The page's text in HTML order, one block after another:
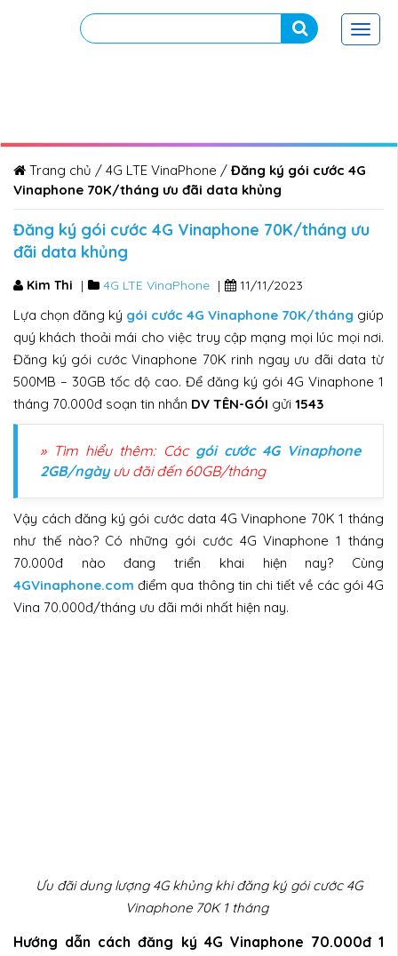
Trang chủ / 4G LTE VinaPhone / Đăng ký gói cước 4G
Vinaphone 70K/tháng ưu đãi data khủng
Đăng ký gói cước 4G Vinaphone 70K/tháng ưu
đãi data khủng
Kim Thi | 4G LTE VinaPhone | 11/11/2023
Lựa chọn đăng ký gói cước 4G Vinaphone 70K/tháng giúp
quý khách thoải mái cho việc truy cập mạng mọi lúc mọi nơi.
Đăng ký gói cước Vinaphone 70K rinh ngay ưu đãi data từ
500MB – 30GB tốc độ cao. Để đăng ký gói 4G Vinaphone 1
tháng 70.000đ soạn tin nhắn DV TÊN-GÓI gửi 1543
» Tìm hiểu thêm: Các gói cước 4G Vinaphone
2GB/ngàyưu đãi đến 60GB/tháng
Vậy cách đăng ký gói cước data 4G Vinaphone 70K 1 tháng
như thế nào? Có những gói cước 4G Vinaphone 1 tháng
70.000đ nào đang triển khai hiện nay? Cùng
4GVinaphone.com điểm qua thông tin chi tiết về các gói 4G
Vina 70.000đ/tháng ưu đãi mới nhất hiện nay.
Ưu đãi dung lượng 4G khủng khi đăng ký gói cước 4G
Vinaphone 70K 1 tháng
Hướng dẫn cách đăng ký 4G Vinaphone 70.000đ 1